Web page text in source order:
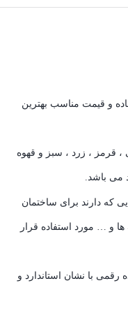
فوق العاده و قیمت مناسب بهترین
قرمز ، زرد ، سبز و قهوه
می باشد.
که دارند برای ساختمان
و … مورد استفاده قرار
تاییدیه ده رقمی با نشان استاندارد و